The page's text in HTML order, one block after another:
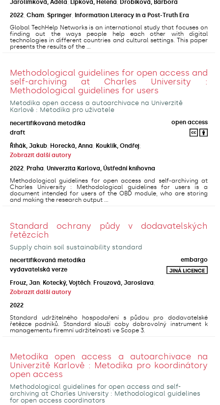
Jarolímková, Adéla; Lipková, Helena; Drobíková, Barbora
2022 Cham Springer Information Literacy in a Post-Truth Era
Global TechHelp Networks is an international study that focuses on
finding out the ways people help each other with digital
technologies in different countries and cultural settings. This paper
presents the results of the ...
Methodological guidelines for open access and
self-archiving at Charles University :
Methodological guidelines for users
Metodika open access a autoarchivace na Univerzitě
Karlově : Metodika pro uživatele
necertifikovaná metodika
open access
draft
Řihák, Jakub; Horecká, Anna; Kouklík, Ondřej;
Zobrazit další autory
2022 Praha Univerzita Karlova, Ústřední knihovna
Methodological guidelines for open access and self-archiving at
Charles University : Methodological guidelines for users is a
document intended for users of the OBD module, who are storing
and making the research output ...
Standard ochrany půdy v dodavatelských
řetězcích
Supply chain soil sustainability standard
necertifikovaná metodika
embargo
vydavatelská verze
Frouz, Jan; Kotecký, Vojtěch; Frouzová, Jaroslava;
Zobrazit další autory
2022
Standard udržitelného hospodaření s půdou pro dodavatelské
řetězce podniků. Standard slouží coby dobrovolný instrument k
managementu firemní udržitelnosti ve Scope 3.
Metodika open access a autoarchivace na
Univerzitě Karlově : Metodika pro koordinátory
open access
Methodological guidelines for open access and self-
archiving at Charles University : Methodological guidelines
for open access coordinators